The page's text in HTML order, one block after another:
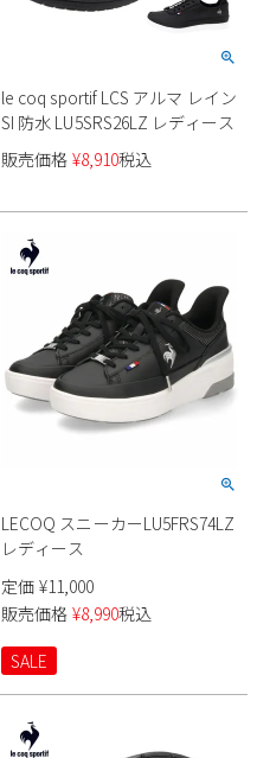
le coq sportif LCS アルマ レイン
SI 防水 LU5SRS26LZ レディース
販売価格 ¥8,910税込
LECOQ スニーカーLU5FRS74LZ
レディース
定価 ¥11,000
販売価格 ¥8,990税込
SALE